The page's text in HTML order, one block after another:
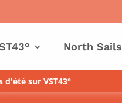
North Sails
d'été sur VST43°